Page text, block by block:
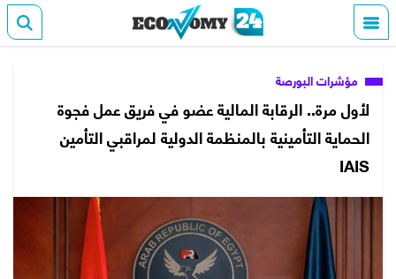
مؤشرات البورصة
لأول مرة.. الرقابة المالية عضو في فريق عمل فجوة
الحماية التأمينية بالمنظمة الدولية لمراقبي التأمين
IAIS